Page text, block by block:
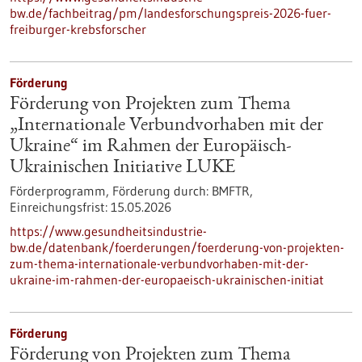
bw.de/fachbeitrag/pm/landesforschungspreis-2026-fuer-
freiburger-krebsforscher
Förderung
Förderung von Projekten zum Thema
„Internationale Verbundvorhaben mit der
Ukraine“ im Rahmen der Europäisch-
Ukrainischen Initiative LUKE
Förderprogramm, Förderung durch: BMFTR,
Einreichungsfrist: 15.05.2026
https://www.gesundheitsindustrie-
bw.de/datenbank/foerderungen/foerderung-von-projekten-
zum-thema-internationale-verbundvorhaben-mit-der-
ukraine-im-rahmen-der-europaeisch-ukrainischen-initiat
Förderung
Förderung von Projekten zum Thema